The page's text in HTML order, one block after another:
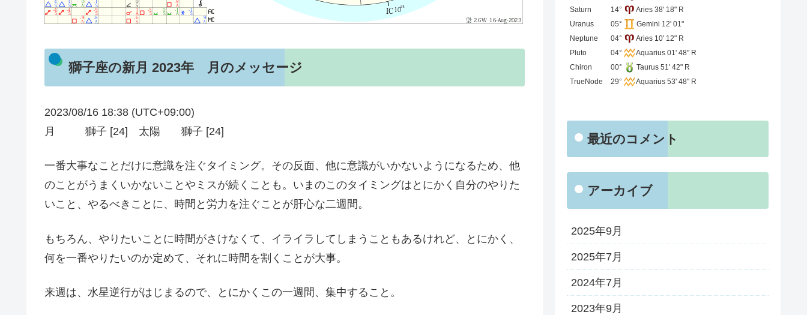
獅子座の新月 2023年 月のメッセージ
2023/08/16 18:38 (UTC+09:00)
月 獅子 [24] 太陽 獅子 [24]
一番大事なことだけに意識を注ぐタイミング。その反面、他に意識がいかないようになるため、他
のことがうまくいかないことやミスが続くことも。いまのこのタイミングはとにかく自分のやりた
いこと、やるべきことに、時間と労力を注ぐことが肝心な二週間。
もちろん、やりたいことに時間がさけなくて、イライラしてしまうこともあるけれど、とにかく、
何を一番やりたいのか定めて、それに時間を割くことが大事。
来週は、水星逆行がはじまるので、とにかくこの一週間、集中すること。
Saturn
14°
Aries 38' 18" R
Uranus
05°
Gemini 12' 01"
Neptune
04°
Aries 10' 12" R
Pluto
04°
Aquarius 01' 48" R
Chiron
00°
Taurus 51' 42" R
TrueNode
29° Aquarius 53' 48" R
最近のコメント
アーカイブ
2025年9月
2025年7月
2024年7月
2023年9月